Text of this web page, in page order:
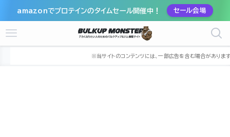
amazonでプロテインのタイムセール開催中！ セール会場
福岡県 福岡市